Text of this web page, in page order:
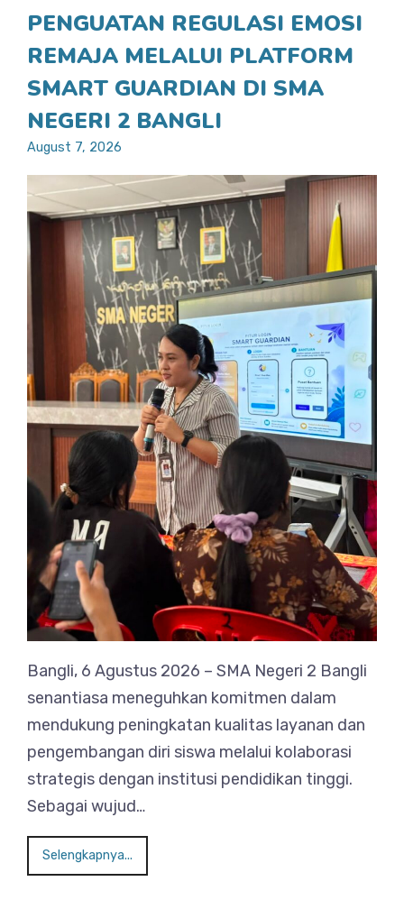
PENGUATAN REGULASI EMOSI
REMAJA MELALUI PLATFORM
SMART GUARDIAN DI SMA
NEGERI 2 BANGLI
August 7, 2026
Bangli, 6 Agustus 2026 – SMA Negeri 2 Bangli
senantiasa meneguhkan komitmen dalam
mendukung peningkatan kualitas layanan dan
pengembangan diri siswa melalui kolaborasi
strategis dengan institusi pendidikan tinggi.
Sebagai wujud…
Selengkapnya...